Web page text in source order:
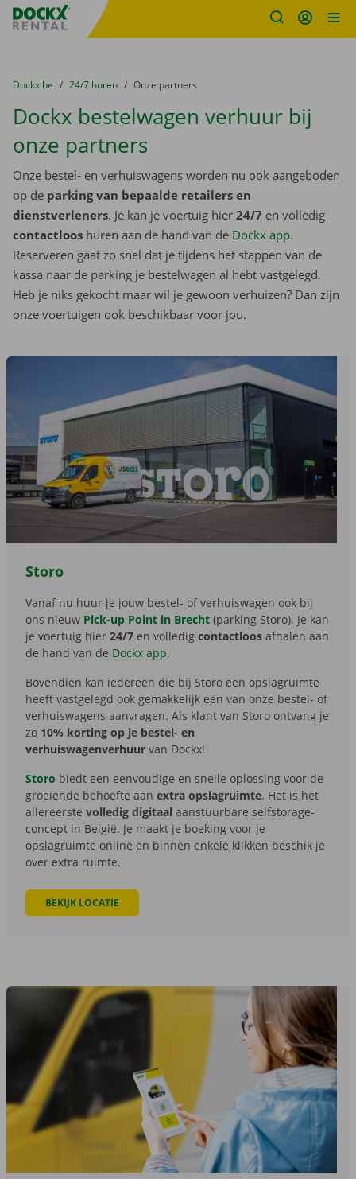
Fratello DEMO
U bevindt zich hier:
van
Dockx.be naar
24/7 huren naar
Onze partners
Dockx bestelwagen verhuur bij
onze partners
Onze bestel- en verhuiswagens worden nu ook aangeboden
op de parking van bepaalde retailers en
dienstverleners. Je kan je voertuig hier 24/7 en volledig
contactloos huren aan de hand van de Dockx app.
Reserveren gaat zo snel dat je tijdens het stappen van de
kassa naar de parking je bestelwagen al hebt vastgelegd.
Heb je niks gekocht maar wil je gewoon verhuizen? Dan zijn
onze voertuigen ook beschikbaar voor jou.
Storo
Vanaf nu huur je jouw bestel- of verhuiswagen ook bij
ons nieuw Pick-up Point in Brecht (parking Storo). Je kan
je voertuig hier 24/7 en volledig contactloos afhalen aan
de hand van de Dockx app.
Bovendien kan iedereen die bij Storo een opslagruimte
heeft vastgelegd ook gemakkelijk één van onze bestel- of
verhuiswagens aanvragen. Als klant van Storo ontvang je
zo 10% korting op je bestel- en
verhuiswagenverhuur van Dockx!
Storo biedt een eenvoudige en snelle oplossing voor de
groeiende behoefte aan extra opslagruimte. Het is het
allereerste volledig digitaal aanstuurbare selfstorage-
concept in België. Je maakt je boeking voor je
opslagruimte online en binnen enkele klikken beschik je
over extra ruimte.
BEKIJK LOCATIE